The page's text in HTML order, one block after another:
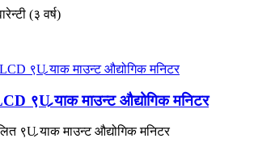
(३ वर्ष)
९U र्‍याक माउन्ट औद्योगिक मनिटर
९U र्‍याक माउन्ट औद्योगिक मनिटर